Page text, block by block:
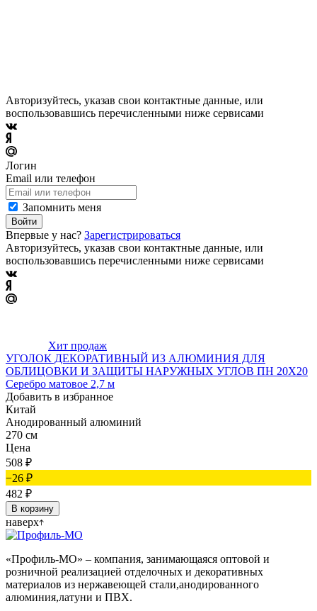
Авторизуйтесь, указав свои контактные данные, или
воспользовавшись перечисленными ниже сервисами
Логин
Email или телефон
Запомнить меня
Войти
Впервые у нас? Зарегистрироваться
Авторизуйтесь, указав свои контактные данные, или
воспользовавшись перечисленными ниже сервисами
Хит продаж
УГОЛОК ДЕКОРАТИВНЫЙ ИЗ АЛЮМИНИЯ ДЛЯ
ОБЛИЦОВКИ И ЗАЩИТЫ НАРУЖНЫХ УГЛОВ ПН 20Х20
Серебро матовое 2,7 м
Добавить в избранное
Китай
Анодированный алюминий
270 см
Цена
508 ₽
−26 ₽
482 ₽
В корзину
наверх
«Профиль-МО» – компания, занимающаяся оптовой и
розничной реализацией отделочных и декоративных
материалов из нержавеющей стали,анодированного
алюминия,латуни и ПВХ.